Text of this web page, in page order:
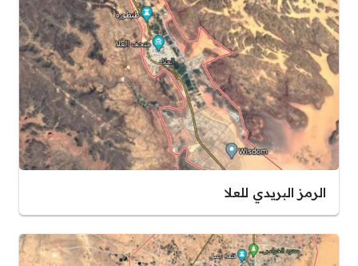
الرمز البريدي للعلا